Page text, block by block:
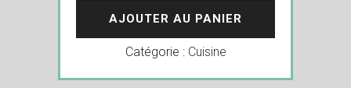
AJOUTER AU PANIER
Catégorie : Cuisine